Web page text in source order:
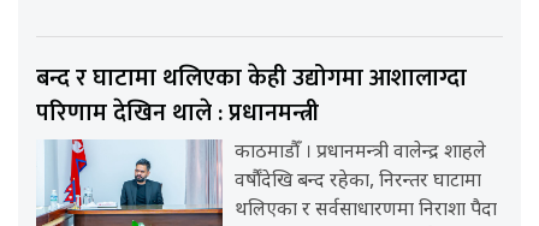
बन्द र घाटामा थलिएका केही उद्योगमा आशालाग्दा
परिणाम देखिन थाले : प्रधानमन्त्री
काठमाडौँ । प्रधानमन्त्री वालेन्द्र शाहले
वर्षौंदेखि बन्द रहेका, निरन्तर घाटामा
थलिएका र सर्वसाधारणमा निराशा पैदा